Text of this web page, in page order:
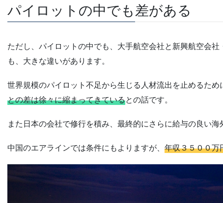
パイロットの中でも差がある
ただし、パイロットの中でも、大手航空会社と新興航空会
も、大きな違いがあります。
世界規模のパイロット不足から生じる人材流出を止めるため
との差は徐々に縮まってきているとの話です。
また日本の会社で修行を積み、最終的にさらに給与の良い
中国のエアラインでは条件にもよりますが、 年収３５００万